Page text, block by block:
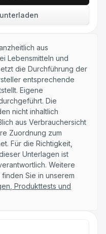
aus
Lebensmitteln und
die Durchführung der
entsprechende
Eigene
Die
nicht inhaltlich
aus Verbrauchersicht
Zuordnung zum
Für die Richtigkeit,
Unterlagen ist
Weitere
Sie in unserem
Produkttests und